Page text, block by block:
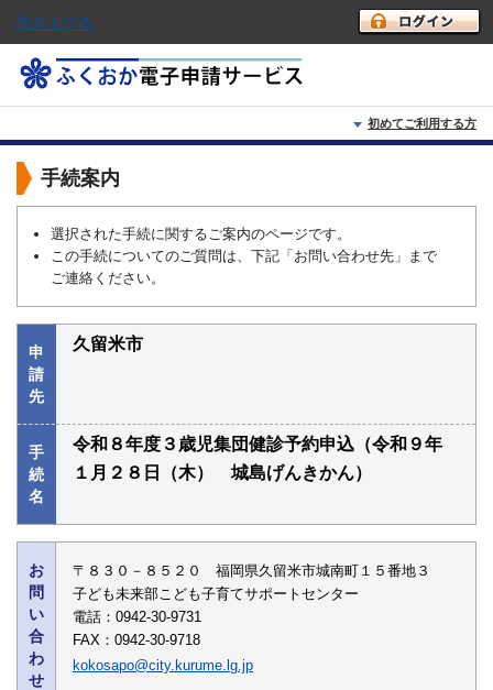
読み上げる
初めてご利用する方
初めて利用する方へ
利用上の注意
よくあるご質問
手続案内
選択された手続に関するご案内のページです。
この手続についてのご質問は、下記「お問い合わせ先」まで
ご連絡ください。
申
請
先
久留米市
手
続
名
令和８年度３歳児集団健診予約申込（令和９年
１月２８日（木） 城島げんきかん）
お
問
い
合
わ
せ
〒８３０－８５２０ 福岡県久留米市城南町１５番地３
子ども未来部こども子育てサポートセンター
電話：0942-30-9731
FAX：0942-30-9718
kokosapo@city.kurume.lg.jp